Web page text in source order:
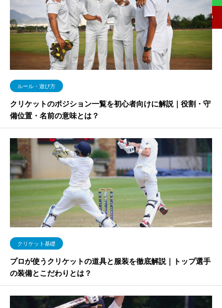
ルール・遊び方
クリケットのポジション一覧を初心者向けに解説｜役割・守
備位置・名前の意味とは？
クリケット基礎
プロが使うクリケットの道具と服装を徹底解説｜トップ選手
の装備とこだわりとは？